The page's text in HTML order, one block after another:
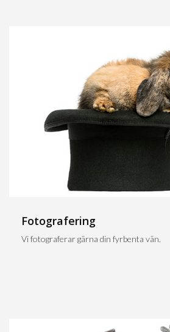
Fotografering
Vi fotograferar gärna din fyrbenta vän.